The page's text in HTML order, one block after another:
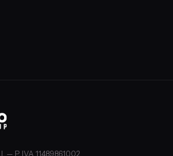
— P. IVA 11489861002